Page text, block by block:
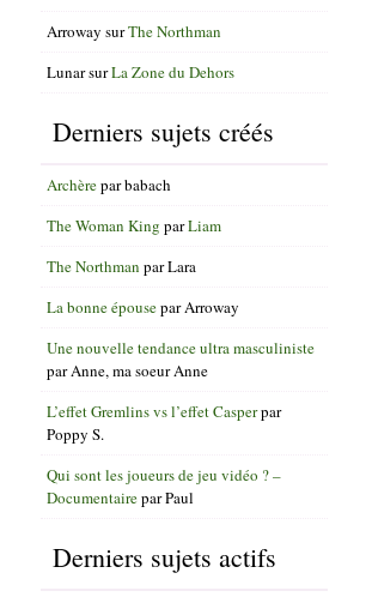
Arroway surThe Northman
LunarsurLa Zone du Dehors
Derniers sujets créés
Archèreparbabach
The Woman King parLiam
The Northman parLara
La bonne épouseparArroway
Une nouvelle tendance ultra masculiniste
parAnne, ma soeur Anne
L’effet Gremlins vs l’effet Casperpar
Poppy S.
Qui sont les joueurs de jeu vidéo ? –
DocumentaireparPaul
Derniers sujets actifs